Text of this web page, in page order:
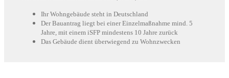
Ihr Wohngebäude steht in Deutschland
Der Bauantrag liegt bei einer Einzelmaßnahme mind. 5
Jahre, mit einem iSFP mindestens 10 Jahre zurück
Das Gebäude dient überwiegend zu Wohnzwecken